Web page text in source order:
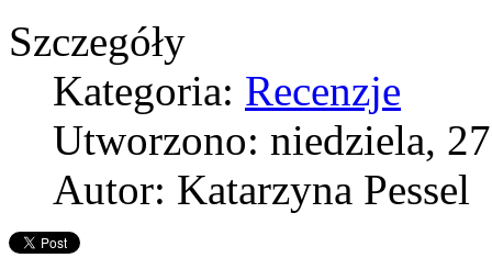
Szczegóły
Kategoria: Recenzje
Utworzono: niedziela,
Autor: Katarzyna Pessel